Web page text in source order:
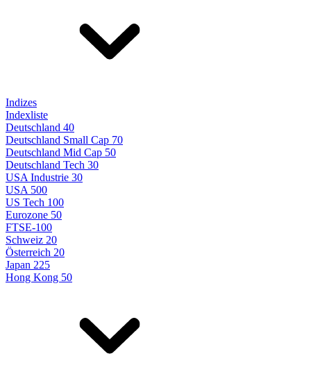
Indizes
Indexliste
Deutschland 40
Deutschland Small Cap 70
Deutschland Mid Cap 50
Deutschland Tech 30
USA Industrie 30
USA 500
US Tech 100
Eurozone 50
FTSE-100
Schweiz 20
Österreich 20
Japan 225
Hong Kong 50